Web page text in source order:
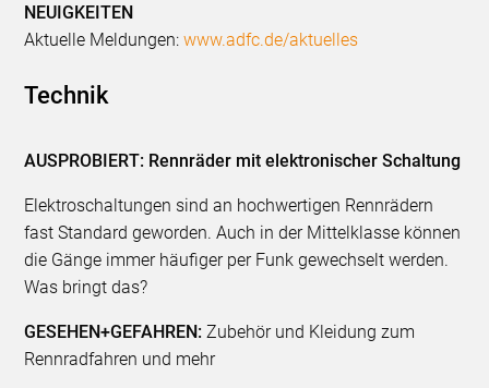
NEUIGKEITEN
Aktuelle Meldungen:www.adfc.de/aktuelles
Technik
AUSPROBIERT: Rennräder mit elektronischer Schaltung
Elektroschaltungen sind an hochwertigen Rennrädern
fast Standard geworden. Auch in der Mittelklasse können
die Gänge immer häufiger per Funk gewechselt werden.
Was bringt das?
GESEHEN+GEFAHREN: Zubehör und Kleidung zum
Rennradfahren und mehr